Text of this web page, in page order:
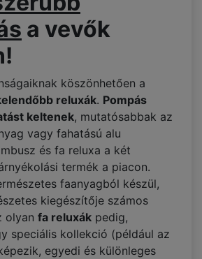
a vevők
köszönhetően a
reluxák. Pompás
keltenek, mutatósabbak az
vagy fahatású alu
és fa reluxa a két
termék a piacon.
faanyagból készül,
kiegészítője számos
olyan fa reluxák pedig,
speciális kollekció (például az
egyedi és különleges